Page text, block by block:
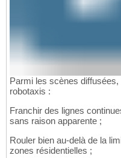
Parmi les scènes
robotaxis :
Franchir des lignes
sans raison apparente ;
Rouler bien au-delà de la
zones résidentielles ;